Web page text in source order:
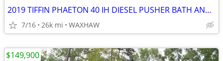
2019 TIFFIN PHAETON 40 IH DIESEL PUSHER BATH AND 1/2
7/16 26k mi WAXHAW
$149,900